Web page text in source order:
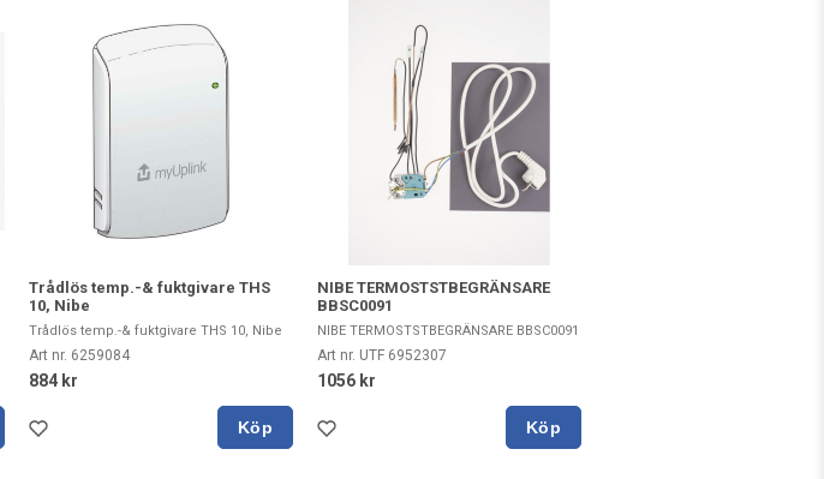
Trådlös temp.-& fuktgivare THS
10, Nibe
Trådlös temp.-& fuktgivare THS 10, Nibe
Art nr. 6259084
884 kr
Köp
NIBE TERMOSTSTBEGRÄNSARE
BBSC0091
NIBE TERMOSTSTBEGRÄNSARE BBSC0091
Art nr. UTF 6952307
1056 kr
Köp